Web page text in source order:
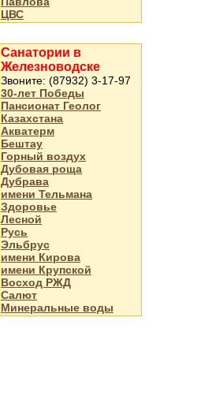
ЦВС
Санатории в
Железноводске
Звоните: (87932) 3-17-97
30-лет Победы
Пансионат Геолог
Казахстана
Акватерм
Бештау
Горный воздух
Дубовая роща
Дубрава
имени Тельмана
Здоровье
Лесной
Русь
Эльбрус
имени Кирова
имени Крупской
Восход РЖД
Салют
Минеральные воды